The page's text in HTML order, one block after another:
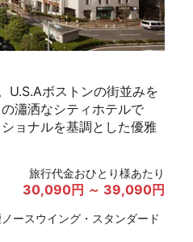
U.S.Aボストンの街並みを
瀟洒なシティホテルで
ョナルを基調とした優雅
旅行代金おひとり様あたり
30,090円 ～ 39,090円
ースウイング・スタンダード